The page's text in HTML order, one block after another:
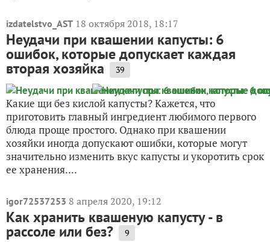
izdatelstvo_AST 18 октября 2018, 18:17
Неудачи при квашении капусты: 6
ошибок, которые допускает каждая
вторая хозяйка 39
Какие щи без кислой капусты? Кажется, что
приготовить главный ингредиент любимого первого
блюда проще простого. Однако при квашении
хозяйки иногда допускают ошибки, которые могут
значительно изменить вкус капусты и укоротить срок
ее хранения....
igor72537253 8 апреля 2020, 19:12
Как хранить квашеную капусту - в
рассоле или без? 9